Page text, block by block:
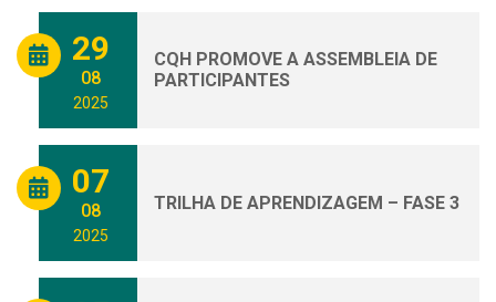
29
08
2025
CQH PROMOVE A ASSEMBLEIA DE
PARTICIPANTES
07
08
2025
TRILHA DE APRENDIZAGEM – FASE 3